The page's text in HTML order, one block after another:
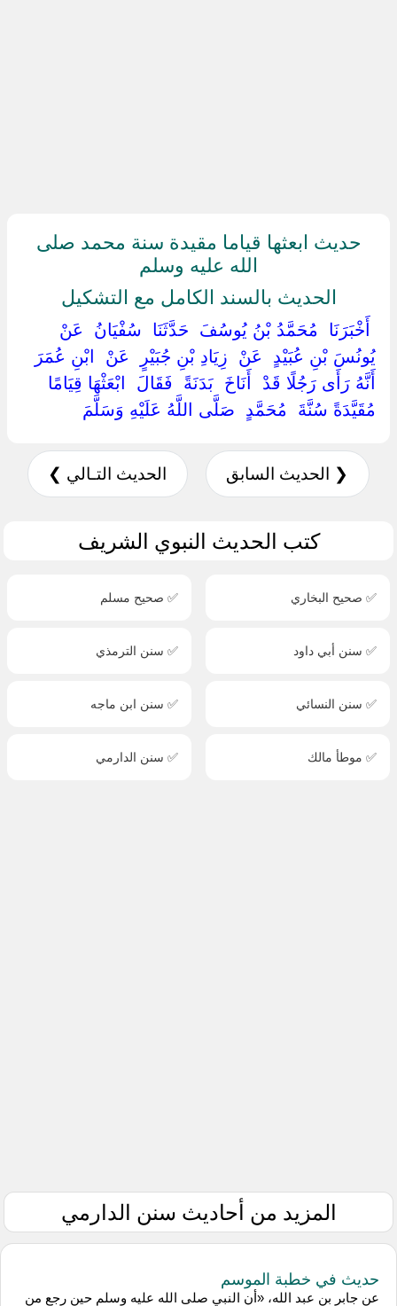
حديث ابعثها قياما مقيدة سنة محمد صلى
الله عليه وسلم
الحديث بالسند الكامل مع التشكيل
‏ ‏أَخْبَرَنَا ‏ ‏مُحَمَّدُ بْنُ يُوسُفَ ‏ ‏حَدَّثَنَا ‏ ‏سُفْيَانُ ‏ ‏عَنْ ‏
‏يُونُسَ بْنِ عُبَيْدٍ ‏ ‏عَنْ ‏ ‏زِيَادِ بْنِ جُبَيْرٍ ‏ ‏عَنْ ‏ ‏ابْنِ عُمَرَ ‏
‏أَنَّهُ رَأَى رَجُلًا قَدْ ‏ ‏أَنَاخَ ‏ ‏بَدَنَةً ‏ ‏فَقَالَ ‏ ‏ابْعَثْهَا قِيَامًا
مُقَيَّدَةً سُنَّةَ ‏ ‏مُحَمَّدٍ ‏ ‏صَلَّى اللَّهُ عَلَيْهِ وَسَلَّمَ ‏
❮ الحديث السابق الحديث التـالي ❯
كتب الحديث النبوي الشريف
✅ صحيح البخاري ✅ صحيح مسلم
✅ سنن أبي داود ✅ سنن الترمذي
✅ سنن النسائي ✅ سنن ابن ماجه
✅ موطأ مالك ✅ سنن الدارمي
المزيد من أحاديث سنن الدارمي
حديث في خطبة الموسم
عن جابر بن عبد الله، «أن النبي صلى الله عليه وسلم حين رجع من